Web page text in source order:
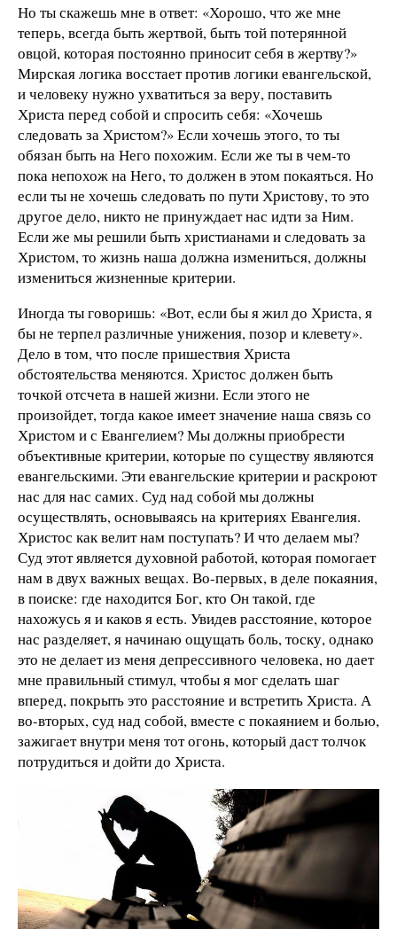
Но ты скажешь мне в ответ: «Хорошо, что же мне
теперь, всегда быть жертвой, быть той потерянной
овцой, которая постоянно приносит себя в жертву?»
Мирская логика восстает против логики евангельской,
и человеку нужно ухватиться за веру, поставить
Христа перед собой и спросить себя: «Хочешь
следовать за Христом?» Если хочешь этого, то ты
обязан быть на Него похожим. Если же ты в чем-то
пока непохож на Него, то должен в этом покаяться. Но
если ты не хочешь следовать по пути Христову, то это
другое дело, никто не принуждает нас идти за Ним.
Если же мы решили быть христианами и следовать за
Христом, то жизнь наша должна измениться, должны
измениться жизненные критерии.
Иногда ты говоришь: «Вот, если бы я жил до Христа, я
бы не терпел различные унижения, позор и клевету».
Дело в том, что после пришествия Христа
обстоятельства меняются. Христос должен быть
точкой отсчета в нашей жизни. Если этого не
произойдет, тогда какое имеет значение наша связь со
Христом и с Евангелием? Мы должны приобрести
объективные критерии, которые по существу являются
евангельскими. Эти евангельские критерии и раскроют
нас для нас самих. Суд над собой мы должны
осуществлять, основываясь на критериях Евангелия.
Христос как велит нам поступать? И что делаем мы?
Суд этот является духовной работой, которая помогает
нам в двух важных вещах. Во-первых, в деле покаяния,
в поиске: где находится Бог, кто Он такой, где
нахожусь я и каков я есть. Увидев расстояние, которое
нас разделяет, я начинаю ощущать боль, тоску, однако
это не делает из меня депрессивного человека, но дает
мне правильный стимул, чтобы я мог сделать шаг
вперед, покрыть это расстояние и встретить Христа. А
во-вторых, суд над собой, вместе с покаянием и болью,
зажигает внутри меня тот огонь, который даст толчок
потрудиться и дойти до Христа.